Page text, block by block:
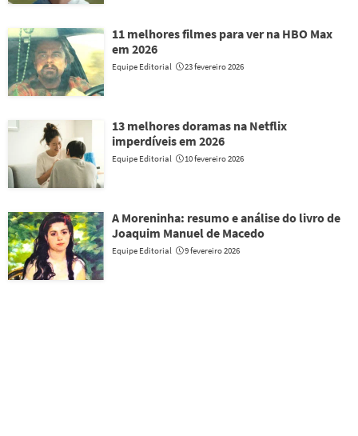
11 melhores filmes para ver na HBO Max
em 2026
Equipe Editorial 23 fevereiro 2026
13 melhores doramas na Netflix
imperdíveis em 2026
Equipe Editorial 10 fevereiro 2026
A Moreninha: resumo e análise do livro de
Joaquim Manuel de Macedo
Equipe Editorial 9 fevereiro 2026